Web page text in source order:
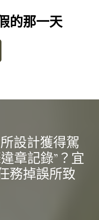
的那一天
設計獲得駕
章記錄”？宜
務掉誤所致